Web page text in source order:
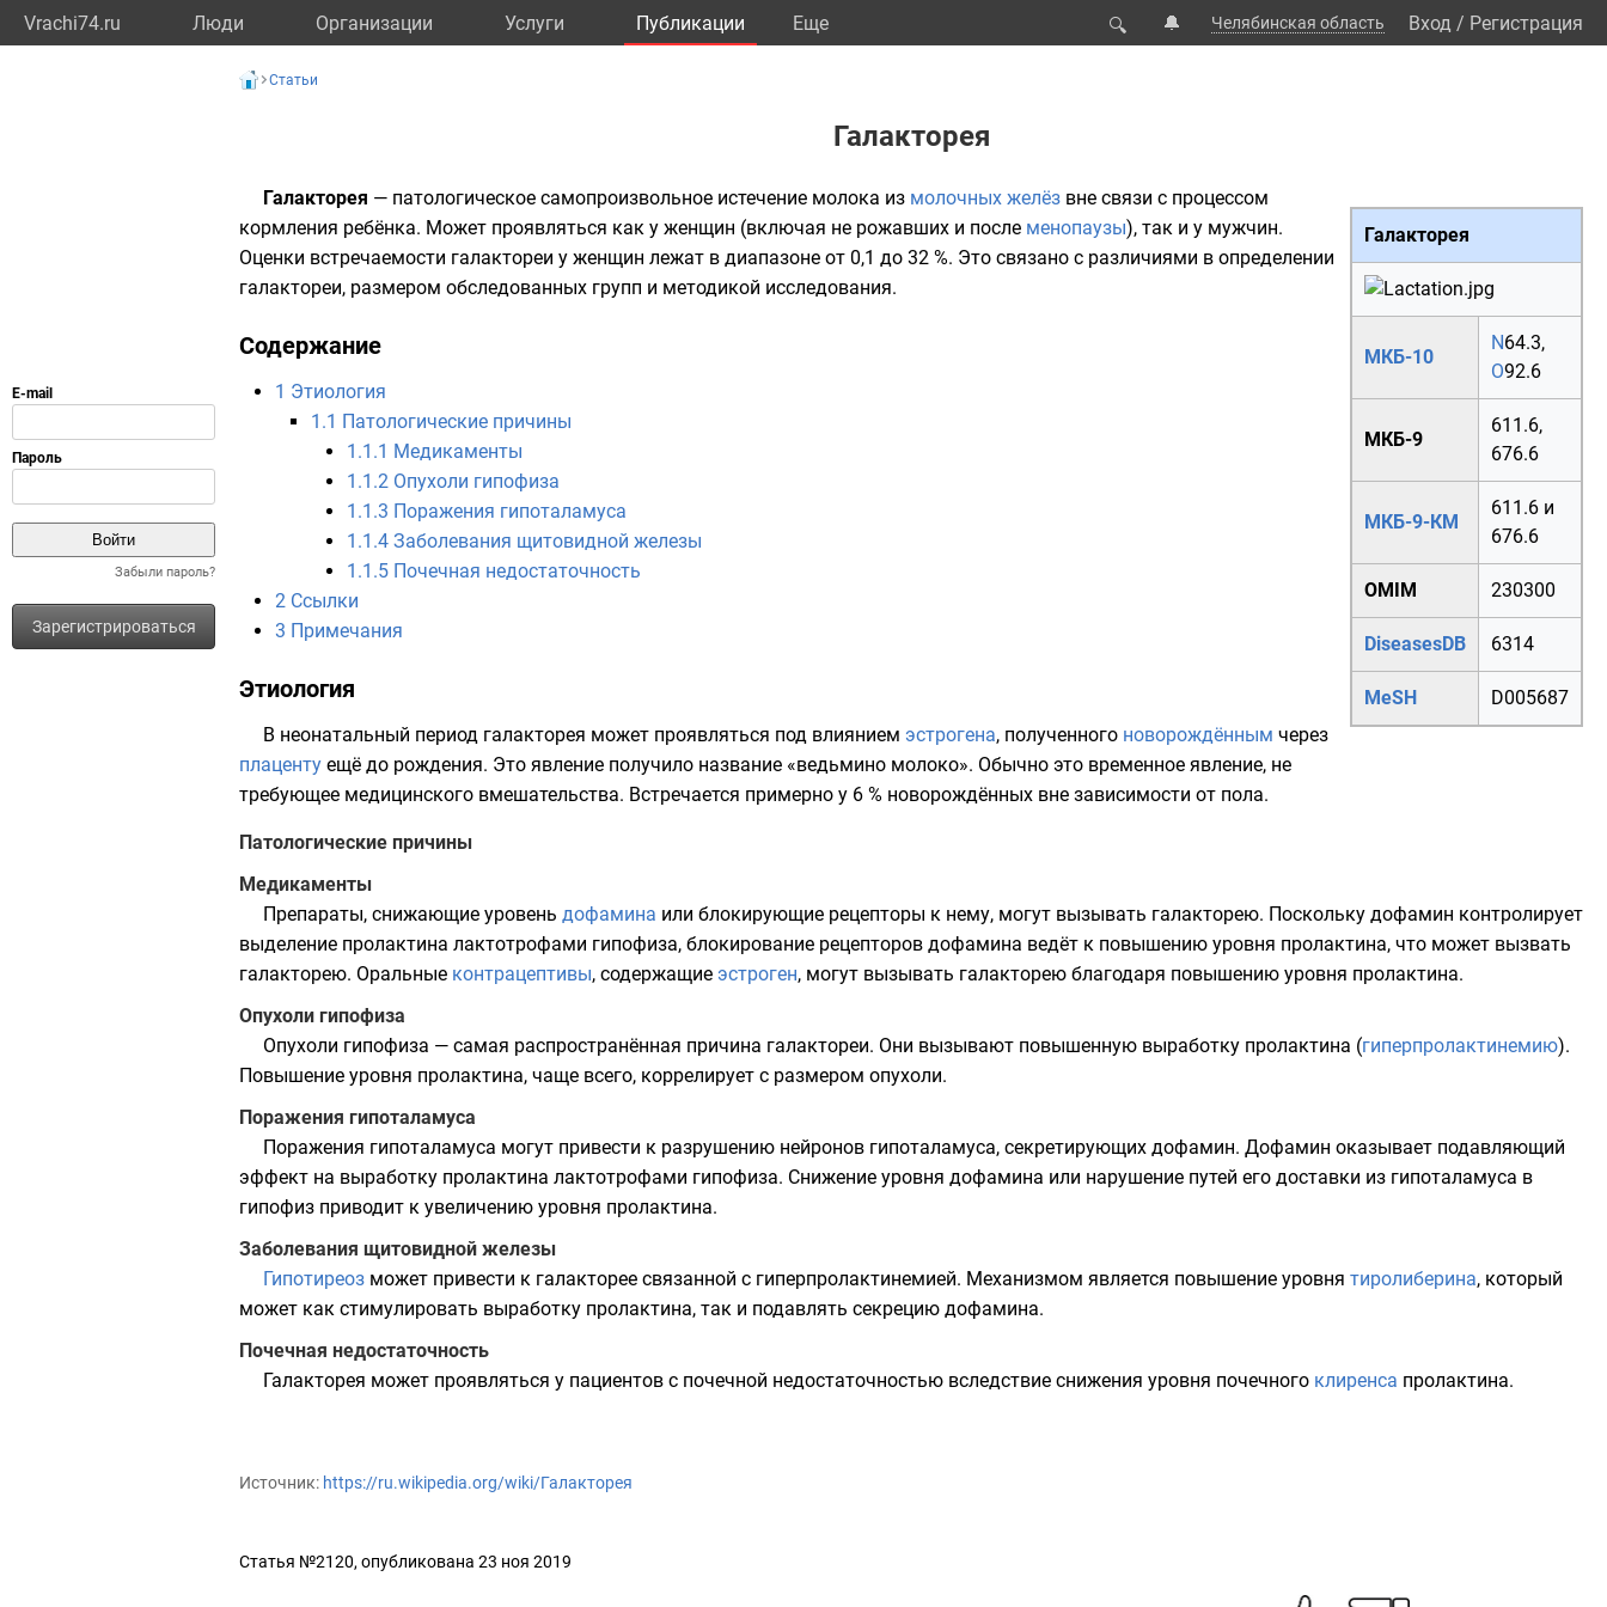
Vrachi74.ru Люди Организации Услуги Публикации Eще 🔍 🔔 Челябинская область Вход / Регистрация
Забыли пароль?
Зарегистрироваться
Статьи
Галакторея
Галакторея
МКБ-10
N64.3,
O92.6
МКБ-9
611.6,
676.6
МКБ-9-КМ
611.6 и
676.6
OMIM 230300
DiseasesDB 6314
MeSH D005687
Галакторея — патологическое самопроизвольное истечение молока из молочных желёз вне связи с процессом
кормления ребёнка. Может проявляться как у женщин (включая не рожавших и после менопаузы), так и у мужчин.
Оценки встречаемости галактореи у женщин лежат в диапазоне от 0,1 до 32 %. Это связано с различиями в определении
галактореи, размером обследованных групп и методикой исследования.
Содержание
1 Этиология
1.1 Патологические причины
1.1.1 Медикаменты
1.1.2 Опухоли гипофиза
1.1.3 Поражения гипоталамуса
1.1.4 Заболевания щитовидной железы
1.1.5 Почечная недостаточность
2 Ссылки
3 Примечания
Этиология
В неонатальный период галакторея может проявляться под влиянием эстрогена, полученного новорождённым через
плаценту ещё до рождения. Это явление получило название «ведьмино молоко». Обычно это временное явление, не
требующее медицинского вмешательства. Встречается примерно у 6 % новорождённых вне зависимости от пола.
Патологические причины
Медикаменты
Препараты, снижающие уровень дофамина или блокирующие рецепторы к нему, могут вызывать галакторею. Поскольку дофамин контролирует
выделение пролактина лактотрофами гипофиза, блокирование рецепторов дофамина ведёт к повышению уровня пролактина, что может вызвать
галакторею. Оральные контрацептивы, содержащие эстроген, могут вызывать галакторею благодаря повышению уровня пролактина.
Опухоли гипофиза
Опухоли гипофиза — самая распространённая причина галактореи. Они вызывают повышенную выработку пролактина (гиперпролактинемию).
Повышение уровня пролактина, чаще всего, коррелирует с размером опухоли.
Поражения гипоталамуса
Поражения гипоталамуса могут привести к разрушению нейронов гипоталамуса, секретирующих дофамин. Дофамин оказывает подавляющий
эффект на выработку пролактина лактотрофами гипофиза. Снижение уровня дофамина или нарушение путей его доставки из гипоталамуса в
гипофиз приводит к увеличению уровня пролактина.
Заболевания щитовидной железы
Гипотиреоз может привести к галакторее связанной с гиперпролактинемией. Механизмом является повышение уровня тиролиберина, который
может как стимулировать выработку пролактина, так и подавлять секрецию дофамина.
Почечная недостаточность
Галакторея может проявляться у пациентов с почечной недостаточностью вследствие снижения уровня почечного клиренса пролактина.
Источник: https://ru.wikipedia.org/wiki/Галакторея
Статья №2120, опубликована 23 ноя 2019